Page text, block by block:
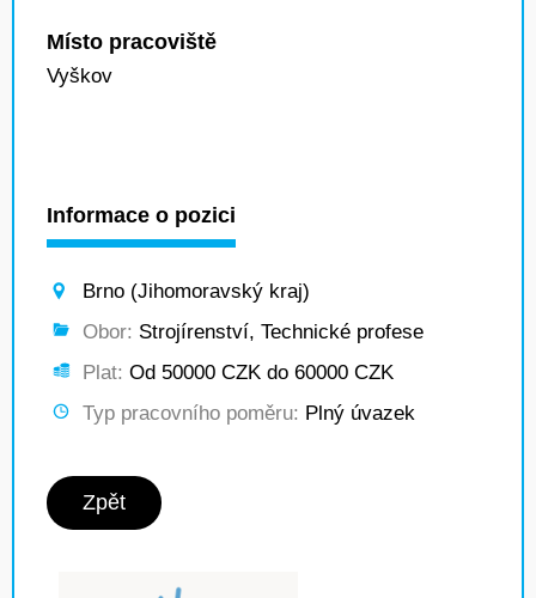
Místo pracoviště
Vyškov
Informace o pozici
Brno (Jihomoravský kraj)
Obor: Strojírenství, Technické profese
Plat: Od 50000 CZK do 60000 CZK
Typ pracovního poměru: Plný úvazek
Zpět